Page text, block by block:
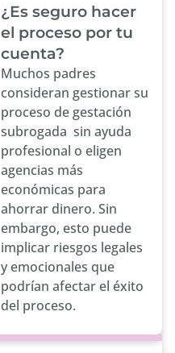
¿Es seguro hacer
el proceso por tu
cuenta?
Muchos padres
consideran gestionar su
proceso de gestación
subrogada sin ayuda
profesional o eligen
agencias más
económicas para
ahorrar dinero. Sin
embargo, esto puede
implicar riesgos legales
y emocionales que
podrían afectar el éxito
del proceso.